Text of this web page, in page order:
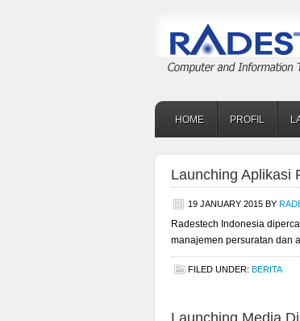
HOME PROFIL
Launching Aplikasi
19 JANUARY 2015 BY
Radestech Indonesia
manajemen persuratan dan
FILED UNDER: BERITA
Launching Media